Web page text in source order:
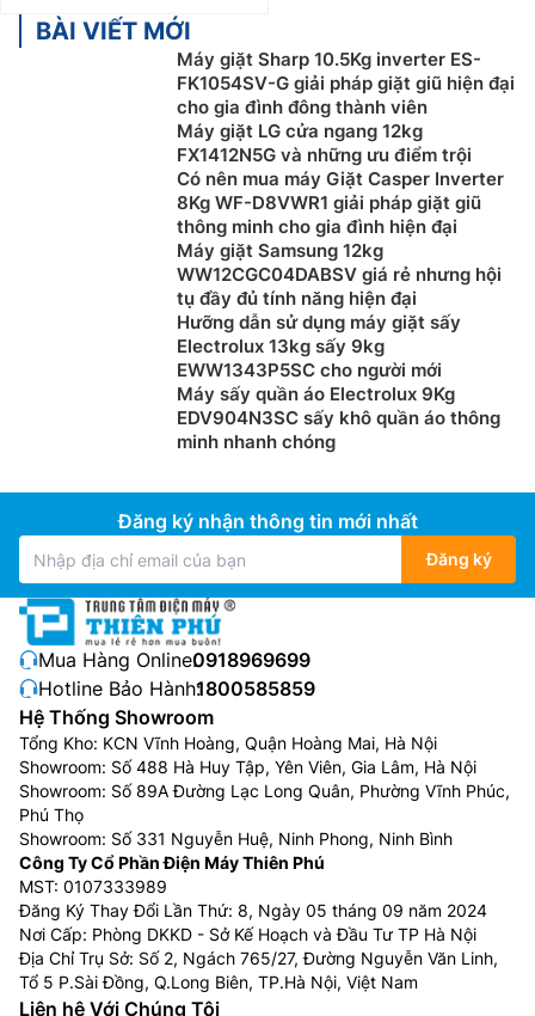
BÀI VIẾT MỚI
Máy giặt Sharp 10.5Kg inverter ES-
FK1054SV-G giải pháp giặt giũ hiện đại
cho gia đình đông thành viên
Máy giặt LG cửa ngang 12kg
FX1412N5G và những ưu điểm trội
Có nên mua máy Giặt Casper Inverter
8Kg WF-D8VWR1 giải pháp giặt giũ
thông minh cho gia đình hiện đại
Máy giặt Samsung 12kg
WW12CGC04DABSV giá rẻ nhưng hội
tụ đầy đủ tính năng hiện đại
Hưỡng dẫn sử dụng máy giặt sấy
Electrolux 13kg sấy 9kg
EWW1343P5SC cho người mới
Máy sấy quần áo Electrolux 9Kg
EDV904N3SC sấy khô quần áo thông
minh nhanh chóng
Đăng ký nhận thông tin mới nhất
Đăng ký
Mua Hàng Online:0918969699
Hotline Bảo Hành:1800585859
Hệ Thống Showroom
Tổng Kho: KCN Vĩnh Hoàng, Quận Hoàng Mai, Hà Nội
Showroom: Số 488 Hà Huy Tập, Yên Viên, Gia Lâm, Hà Nội
Showroom: Số 89A Đường Lạc Long Quân, Phường Vĩnh Phúc,
Phú Thọ
Showroom: Số 331 Nguyễn Huệ, Ninh Phong, Ninh Bình
Công Ty Cổ Phần Điện Máy Thiên Phú
MST: 0107333989
Đăng Ký Thay Đổi Lần Thứ: 8, Ngày 05 tháng 09 năm 2024
Nơi Cấp: Phòng DKKD - Sở Kế Hoạch và Đầu Tư TP Hà Nội
Địa Chỉ Trụ Sở: Số 2, Ngách 765/27, Đường Nguyễn Văn Linh,
Tổ 5 P.Sài Đồng, Q.Long Biên, TP.Hà Nội, Việt Nam
Liên hệ Với Chúng Tôi